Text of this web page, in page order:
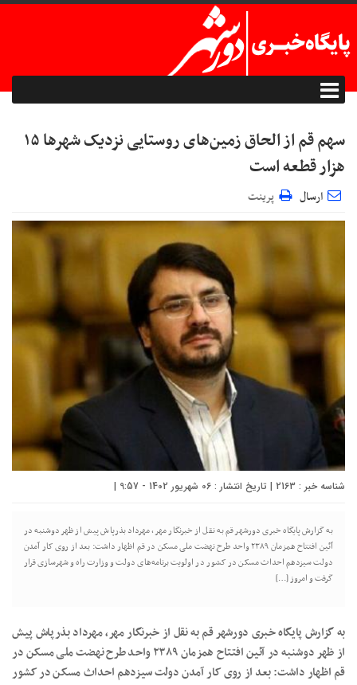
سهم قم از الحاق زمین‌های روستایی نزدیک شهرها ۱۵
هزار قطعه است
ارسال پرینت
شناسه خبر : 2163 | تاریخ انتشار : 06 شهریور 1402 - 9:57 |
به گزارش پایگاه خبری دورشهر قم به نقل از خبرنگار مهر، مهرداد بذرپاش پیش از ظهر دوشنبه در
آئین افتتاح همزمان ۲۳۸۹ واحد طرح نهضت ملی مسکن در قم اظهار داشت: بعد از روی کار آمدن
دولت سیزدهم احداث مسکن در کشور در اولویت برنامه‌های دولت و وزارت راه و شهرسازی قرار
گرفت و امروز […]
به گزارش پایگاه خبری دورشهر قم به نقل از خبرنگار مهر، مهرداد بذرپاش پیش
از ظهر دوشنبه در آئین افتتاح همزمان ۲۳۸۹ واحد طرح نهضت ملی مسکن در
قم اظهار داشت: بعد از روی کار آمدن دولت سیزدهم احداث مسکن در کشور